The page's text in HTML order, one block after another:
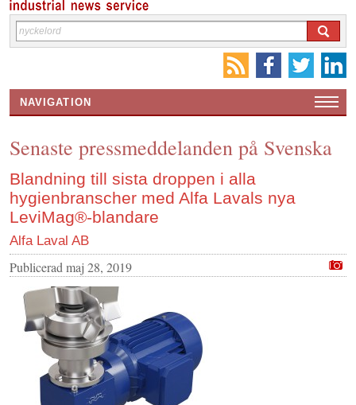
NAVIGATION
KONTAKTA OSS
INS HEMSIDOR
OM OSS
Senaste pressmeddelanden på Svenska
Blandning till sista droppen i alla
hygienbranscher med Alfa Lavals nya
LeviMag®-blandare
Alfa Laval AB
Publicerad maj 28, 2019